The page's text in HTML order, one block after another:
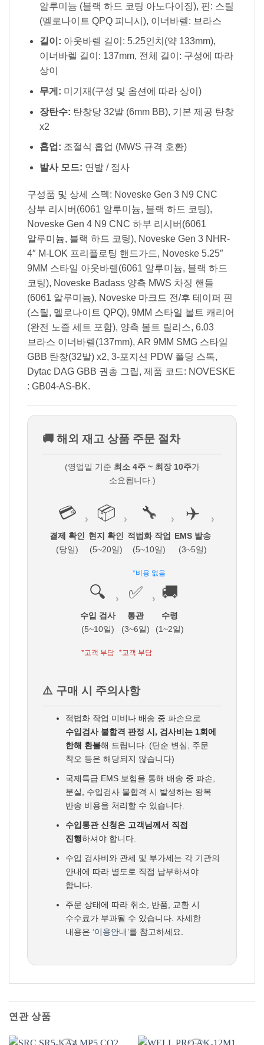
알루미늄 (블랙 하드 코팅 아노다이징), 핀: 스틸
(멜로나이트 QPQ 피니시), 이너바렐: 브라스
길이: 아웃바렐 길이: 5.25인치(약 133mm),
이너바렐 길이: 137mm, 전체 길이: 구성에 따라
상이
무게: 미기재(구성 및 옵션에 따라 상이)
장탄수: 탄창당 32발 (6mm BB), 기본 제공 탄창
x2
홉업: 조절식 홉업 (MWS 규격 호환)
발사 모드: 연발 / 점사
구성품 및 상세 스펙: Noveske Gen 3 N9 CNC
상부 리시버(6061 알루미늄, 블랙 하드 코팅),
Noveske Gen 4 N9 CNC 하부 리시버(6061
알루미늄, 블랙 하드 코팅), Noveske Gen 3 NHR-
4″ M-LOK 프리플로팅 핸드가드, Noveske 5.25″
9MM 스타일 아웃바렐(6061 알루미늄, 블랙 하드
코팅), Noveske Badass 양측 MWS 차징 핸들
(6061 알루미늄), Noveske 마크드 전/후 테이퍼 핀
(스틸, 멜로나이트 QPQ), 9MM 스타일 볼트 캐리어
(완전 노즐 세트 포함), 양측 볼트 릴리스, 6.03
브라스 이너바렐(137mm), AR 9MM SMG 스타일
GBB 탄창(32발) x2, 3-포지션 PDW 폴딩 스톡,
Dytac DAG GBB 권총 그립, 제품 코드: NOVESKE
: GB04-AS-BK.
🚚 해외 재고 상품 주문 절차
(영업일 기준 최소 4주 ~ 최장 10주가
소요됩니다.)
💳
결제 확인
(당일)
› 📦
현지 확인
(5~20일)
› 🔧
적법화 작업
(5~10일)
*비용 없음
› ✈️
EMS 발송
(3~5일)
›
🔍
수입 검사
(5~10일)
*고객 부담
› ✅
통관
(3~6일)
*고객 부담
› 🚚
수령
(1~2일)
⚠️ 구매 시 주의사항
적법화 작업 미비나 배송 중 파손으로
수입검사 불합격 판정 시, 검사비는 1회에
한해 환불해 드립니다. (단순 변심, 주문
착오 등은 해당되지 않습니다)
국제특급 EMS 보험을 통해 배송 중 파손,
분실, 수입검사 불합격 시 발생하는 왕복
반송 비용을 처리할 수 있습니다.
수입통관 신청은 고객님께서 직접
진행하셔야 합니다.
수입 검사비와 관세 및 부가세는 각 기관의
안내에 따라 별도로 직접 납부하셔야
합니다.
주문 상태에 따라 취소, 반품, 교환 시
수수료가 부과될 수 있습니다. 자세한
내용은 ‘이용안내’를 참고하세요.
연관 상품